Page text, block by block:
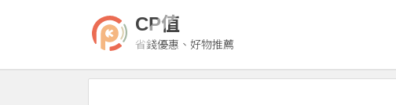
CP值
省錢優惠、好物推薦